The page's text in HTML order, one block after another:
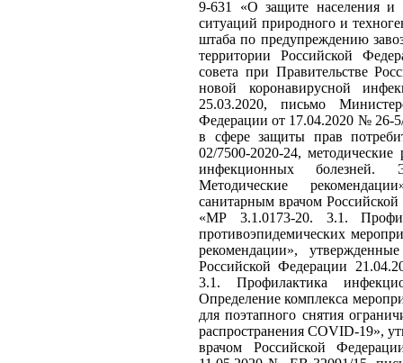
9-631 «О защите населения и
ситуаций природного и
штаба по предупреждению
территории Российской
совета при Правительстве
новой коронавирусной
25.03.2020, письмо
Федерации от 17.04.2020 № 26-
в сфере защиты прав
02/7500-2020-24,
инфекционных болезней.
Методические
санитарным врачом
«МР 3.1.0173-20. 3.1.
противоэпидемических
рекомендации»,
Российской Федерации
3.1. Профилактика
Определение комплекса
для поэтапного снятия
распространения COVID-19»,
врачом Российской